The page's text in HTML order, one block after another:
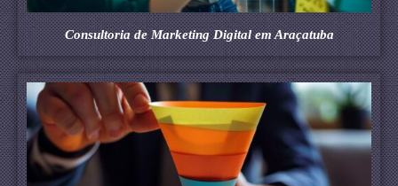
Consultoria de Marketing Digital em Araçatuba